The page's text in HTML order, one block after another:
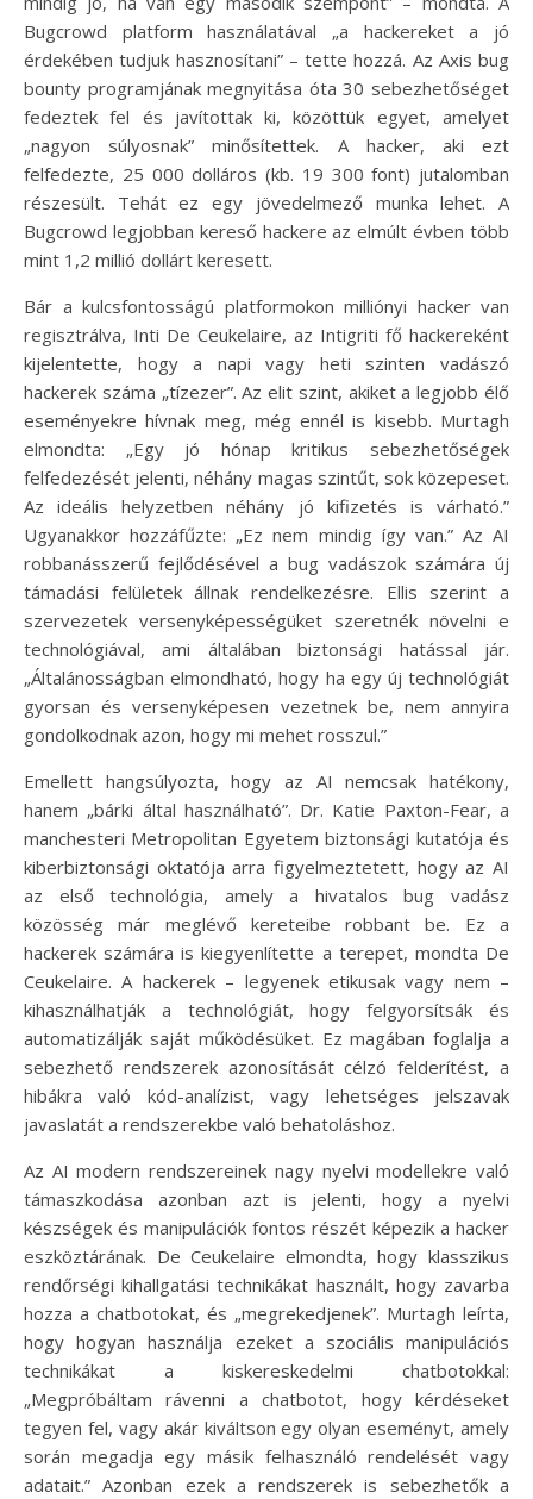
Bugcrowd platform használatával „a hackereket a jó
érdekében tudjuk hasznosítani” – tette hozzá. Az Axis bug
bounty programjának megnyitása óta 30 sebezhetőséget
fedeztek fel és javítottak ki, közöttük egyet, amelyet
„nagyon súlyosnak” minősítettek. A hacker, aki ezt
felfedezte, 25 000 dolláros (kb. 19 300 font) jutalomban
részesült. Tehát ez egy jövedelmező munka lehet. A
Bugcrowd legjobban kereső hackere az elmúlt évben több
mint 1,2 millió dollárt keresett.
Bár a kulcsfontosságú platformokon milliónyi hacker van
regisztrálva, Inti De Ceukelaire, az Intigriti fő hackereként
kijelentette, hogy a napi vagy heti szinten vadászó
hackerek száma „tízezer”. Az elit szint, akiket a legjobb élő
eseményekre hívnak meg, még ennél is kisebb. Murtagh
elmondta: „Egy jó hónap kritikus sebezhetőségek
felfedezését jelenti, néhány magas szintűt, sok közepeset.
Az ideális helyzetben néhány jó kifizetés is várható.”
Ugyanakkor hozzáfűzte: „Ez nem mindig így van.” Az AI
robbanásszerű fejlődésével a bug vadászok számára új
támadási felületek állnak rendelkezésre. Ellis szerint a
szervezetek versenyképességüket szeretnék növelni e
technológiával, ami általában biztonsági hatással jár.
„Általánosságban elmondható, hogy ha egy új technológiát
gyorsan és versenyképesen vezetnek be, nem annyira
gondolkodnak azon, hogy mi mehet rosszul.”
Emellett hangsúlyozta, hogy az AI nemcsak hatékony,
hanem „bárki által használható”. Dr. Katie Paxton-Fear, a
manchesteri Metropolitan Egyetem biztonsági kutatója és
kiberbiztonsági oktatója arra figyelmeztetett, hogy az AI
az első technológia, amely a hivatalos bug vadász
közösség már meglévő kereteibe robbant be. Ez a
hackerek számára is kiegyenlítette a terepet, mondta De
Ceukelaire. A hackerek – legyenek etikusak vagy nem –
kihasználhatják a technológiát, hogy felgyorsítsák és
automatizálják saját működésüket. Ez magában foglalja a
sebezhető rendszerek azonosítását célzó felderítést, a
hibákra való kód-analízist, vagy lehetséges jelszavak
javaslatát a rendszerekbe való behatoláshoz.
Az AI modern rendszereinek nagy nyelvi modellekre való
támaszkodása azonban azt is jelenti, hogy a nyelvi
készségek és manipulációk fontos részét képezik a hacker
eszköztárának. De Ceukelaire elmondta, hogy klasszikus
rendőrségi kihallgatási technikákat használt, hogy zavarba
hozza a chatbotokat, és „megrekedjenek”. Murtagh leírta,
hogy hogyan használja ezeket a szociális manipulációs
technikákat a kiskereskedelmi chatbotokkal:
„Megpróbáltam rávenni a chatbotot, hogy kérdéseket
tegyen fel, vagy akár kiváltson egy olyan eseményt, amely
során megadja egy másik felhasználó rendelését vagy
adatait.” Azonban ezek a rendszerek is sebezhetők a